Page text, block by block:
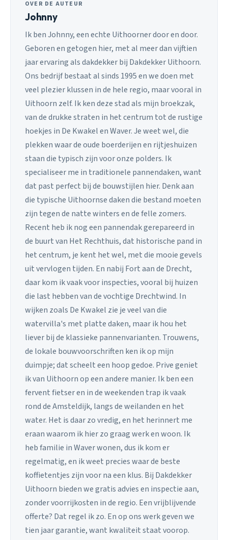
OVER DE AUTEUR
Johnny
Ik ben Johnny, een echte Uithoorner door en door.
Geboren en getogen hier, met al meer dan vijftien
jaar ervaring als dakdekker bij Dakdekker Uithoorn.
Ons bedrijf bestaat al sinds 1995 en we doen met
veel plezier klussen in de hele regio, maar vooral in
Uithoorn zelf. Ik ken deze stad als mijn broekzak,
van de drukke straten in het centrum tot de rustige
hoekjes in De Kwakel en Waver. Je weet wel, die
plekken waar de oude boerderijen en rijtjeshuizen
staan die typisch zijn voor onze polders. Ik
specialiseer me in traditionele pannendaken, want
dat past perfect bij de bouwstijlen hier. Denk aan
die typische Uithoornse daken die bestand moeten
zijn tegen de natte winters en de felle zomers.
Recent heb ik nog een pannendak gerepareerd in
de buurt van Het Rechthuis, dat historische pand in
het centrum, je kent het wel, met die mooie gevels
uit vervlogen tijden. En nabij Fort aan de Drecht,
daar kom ik vaak voor inspecties, vooral bij huizen
die last hebben van de vochtige Drechtwind. In
wijken zoals De Kwakel zie je veel van die
watervilla's met platte daken, maar ik hou het
liever bij de klassieke pannenvarianten. Trouwens,
de lokale bouwvoorschriften ken ik op mijn
duimpje; dat scheelt een hoop gedoe. Prive geniet
ik van Uithoorn op een andere manier. Ik ben een
fervent fietser en in de weekenden trap ik vaak
rond de Amsteldijk, langs de weilanden en het
water. Het is daar zo vredig, en het herinnert me
eraan waarom ik hier zo graag werk en woon. Ik
heb familie in Waver wonen, dus ik kom er
regelmatig, en ik weet precies waar de beste
koffietentjes zijn voor na een klus. Bij Dakdekker
Uithoorn bieden we gratis advies en inspectie aan,
zonder voorrijkosten in de regio. Een vrijblijvende
offerte? Dat regel ik zo. En op ons werk geven we
tien jaar garantie, want kwaliteit staat voorop.